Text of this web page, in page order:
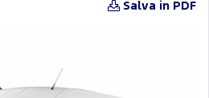
Salva in PDF